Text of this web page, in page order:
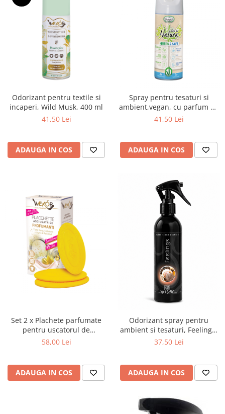
Servetele umede
Betisoare urechi
Cosmetice naturale
Cosmetice pentru barbati
Igiena Intima
Vopsea de par
Recomandarea DAXI
Jocuri&Puzzle,jucarii,periferice PC
Daxi Probiotic
Papetarie si Creativitate
PetShop
Roll Drop
Textile
Odorizant pentru textile si
incaperi, Wild Musk, 400 ml
41,50 Lei
ADAUGA IN COS
Spray pentru tesaturi si
ambient,vegan, cu parfum de
portocale si salvie , 400ml
41,50 Lei
ADAUGA IN COS
Set 2 x Plachete parfumate
pentru uscatorul de
rufe,40g/buc, Ylang Ylang
58,00 Lei
ADAUGA IN COS
Odorizant spray pentru
ambient si tesaturi, Feelings,
200ml
37,50 Lei
ADAUGA IN COS